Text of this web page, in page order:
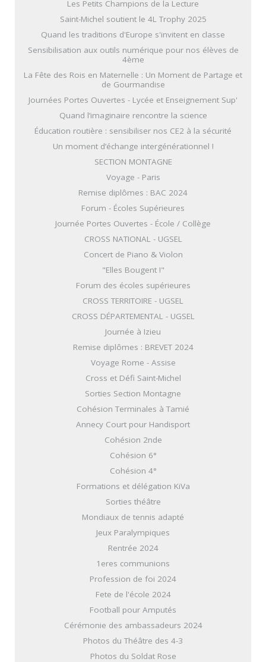
Les Petits Champions de la Lecture
Saint-Michel soutient le 4L Trophy 2025
Quand les traditions d'Europe s'invitent en classe
Sensibilisation aux outils numérique pour nos élèves de
4ème
La Fête des Rois en Maternelle : Un Moment de Partage et
de Gourmandise
Journées Portes Ouvertes - Lycée et Enseignement Sup'
Quand l’imaginaire rencontre la science
Éducation routière : sensibiliser nos CE2 à la sécurité
Un moment d’échange intergénérationnel !
SECTION MONTAGNE
Voyage - Paris
Remise diplômes : BAC 2024
Forum - Écoles Supérieures
Journée Portes Ouvertes - École / Collège
CROSS NATIONAL - UGSEL
Concert de Piano & Violon
"Elles Bougent !"
Forum des écoles supérieures
CROSS TERRITOIRE - UGSEL
CROSS DÉPARTEMENTAL - UGSEL
Journée à Izieu
Remise diplômes : BREVET 2024
Voyage Rome - Assise
Cross et Défi Saint-Michel
Sorties Section Montagne
Cohésion Terminales à Tamié
Annecy Court pour Handisport
Cohésion 2nde
Cohésion 6°
Cohésion 4°
Formations et délégation KiVa
Sorties théâtre
Mondiaux de tennis adapté
Jeux Paralympiques
Rentrée 2024
1eres communions
Profession de foi 2024
Fete de l'école 2024
Football pour Amputés
Cérémonie des ambassadeurs 2024
Photos du Théâtre des 4-3
Photos du Soldat Rose